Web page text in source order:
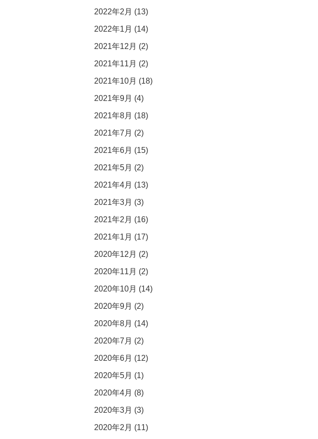
2022年2月 (13)
2022年1月 (14)
2021年12月 (2)
2021年11月 (2)
2021年10月 (18)
2021年9月 (4)
2021年8月 (18)
2021年7月 (2)
2021年6月 (15)
2021年5月 (2)
2021年4月 (13)
2021年3月 (3)
2021年2月 (16)
2021年1月 (17)
2020年12月 (2)
2020年11月 (2)
2020年10月 (14)
2020年9月 (2)
2020年8月 (14)
2020年7月 (2)
2020年6月 (12)
2020年5月 (1)
2020年4月 (8)
2020年3月 (3)
2020年2月 (11)